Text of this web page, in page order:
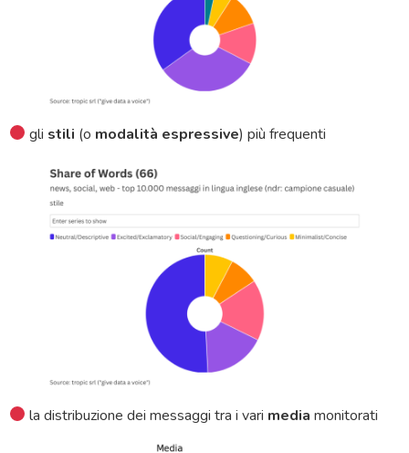
gli stili (o modalità espressive) più frequenti
la distribuzione dei messaggi tra i vari mediamonitorati